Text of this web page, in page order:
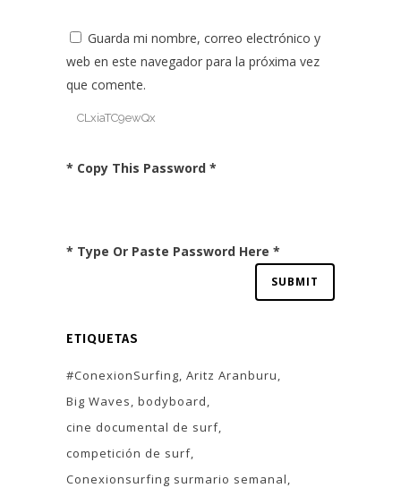
Guarda mi nombre, correo electrónico y
web en este navegador para la próxima vez
que comente.
* Copy This Password *
* Type Or Paste Password Here *
ETIQUETAS
#ConexionSurfing Aritz Aranburu
Big Waves bodyboard
cine documental de surf
competición de surf
Conexionsurfing surmario semanal